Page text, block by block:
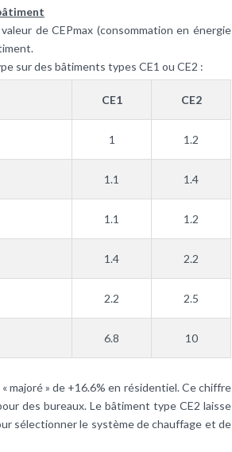
de CEPmax (consommation en énergie
sur des bâtiments types CE1 ou CE2 :
CE1 CE2
1 1.2
1.1 1.4
1.1 1.2
1.4 2.2
2.2 2.5
6.8 10
majoré » de +16.6% en résidentiel. Ce chiffre
des bureaux. Le bâtiment type CE2 laisse
sélectionner le système de chauffage et de